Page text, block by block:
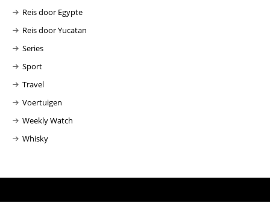
Reis door Egypte
Reis door Yucatan
Series
Sport
Travel
Voertuigen
Weekly Watch
Whisky